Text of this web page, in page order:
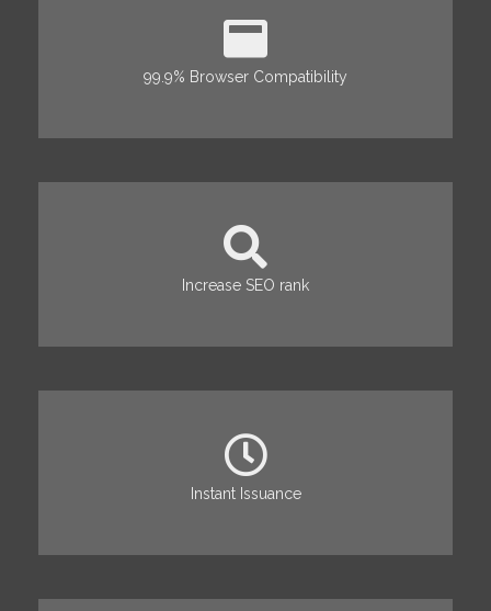
99.9% Browser Compatibility
Increase SEO rank
Instant Issuance